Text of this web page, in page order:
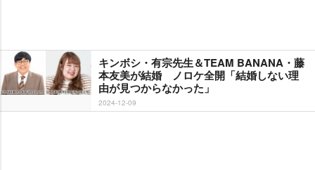
キンボシ・有宗先生＆TEAM BANANA・藤
本友美が結婚 ノロケ全開「結婚しない理
由が見つからなかった」
2024-12-09